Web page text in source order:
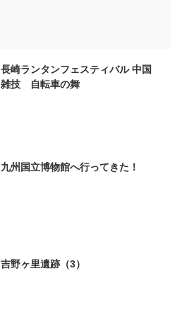
長崎ランタンフェスティバル 中国
雑技 自転車の舞
九州国立博物館へ行ってきた！
吉野ヶ里遺跡（3）